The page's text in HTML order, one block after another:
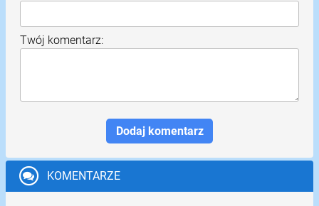
Twój komentarz:
KOMENTARZE